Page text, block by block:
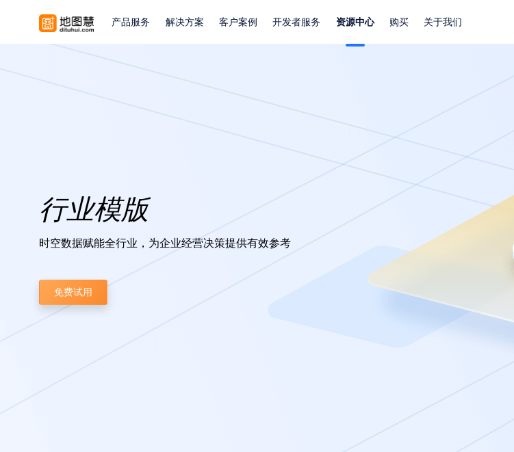
产品服务 解决方案 客户案例 开发者服务 资源中心 购买 关于我们
行业模版
时空数据赋能全行业，为企业经营决策提供有效参考
免费试用